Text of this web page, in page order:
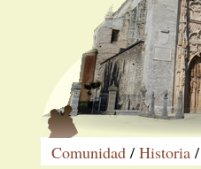
Comunidad / Historia /